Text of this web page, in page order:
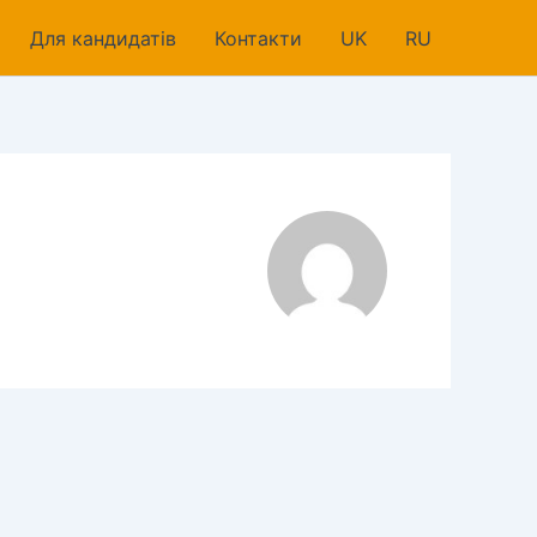
Для кандидатів Контакти UK RU